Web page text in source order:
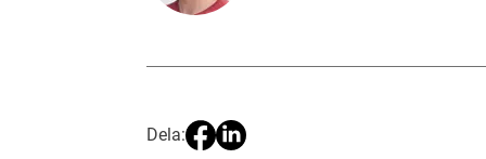
Dela: